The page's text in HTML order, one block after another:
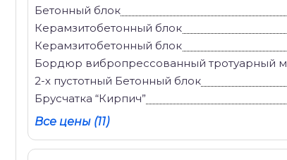
Бетонный блок
Керамзитобетонный блок
Керамзитобетонный блок
Бордюр вибропрессованный тротуарный
2-х пустотный Бетонный блок
Брусчатка “Кирпич”
Все цены (11)